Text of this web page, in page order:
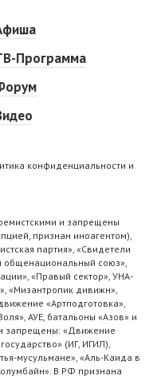
Программа
конфиденциальности и
и запрещены
признан иноагентом),
партия», «Свидетели
общенациональный союз»,
«Правый сектор», УНА-
«Мизантропик дивижн»,
«Артподготовка»,
АУЕ, батальоны «Азов» и
запрещены: «Движение
(ИГ, ИГИЛ),
мусульмане», «Аль-Каида в
В РФ признана